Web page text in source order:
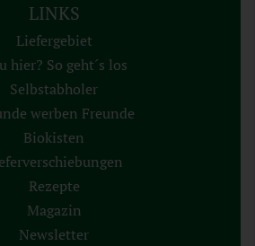
LINKS
Liefergebiet
hier? So geht´s los
Selbstabholer
werben Freunde
Biokisten
Rezepte
Magazin
Newsletter